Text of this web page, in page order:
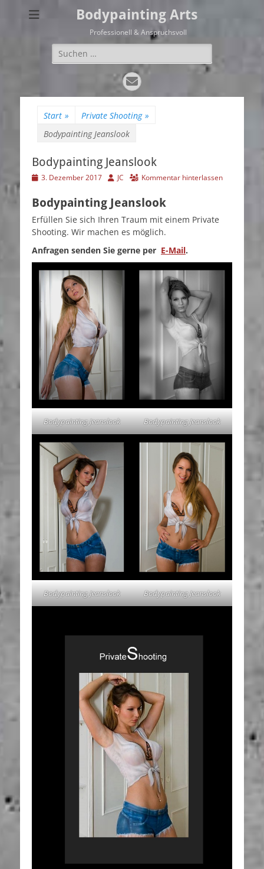
Bodypainting Arts
Professionell & Anspruchsvoll
Suchen
nach:
E-
Mail
Start » Private Shooting »
Bodypainting Jeanslook
Bodypainting Jeanslook
Veröffentlicht
3. Dezember 2017 Autor
JC Kommentar hinterlassen
Bodypainting Jeanslook
Erfüllen Sie sich Ihren Traum mit einem Private
Shooting. Wir machen es möglich.
Anfragen senden Sie gerne per E-Mail.
Bodypainting Jeanslook Bodypainting Jeanslook
Bodypainting Jeanslook Bodypainting Jeanslook